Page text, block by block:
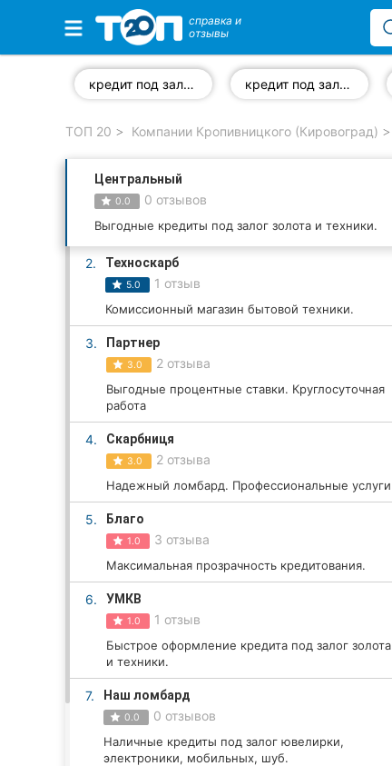
Избранные компании
Стоматологии
Частные клиники
Ветеринарные клиники
Автошколы
Рестораны
Все рубрики
Все города:
Кропивницкий
Житомир
Хмельницкий
Ровно
справка и
отзывы
кредит под залог золота кредит под залог техники
ТОП 20 Компании Кропивницкого (Кировоград)
Центральный
0.0 0 отзывов
Выгодные кредиты под залог золота и техники.
2. Техноскарб
5.0 1 отзыв
Комиссионный магазин бытовой техники.
3. Партнер
3.0 2 отзыва
Выгодные процентные ставки. Круглосуточная
работа
4. Скарбниця
3.0 2 отзыва
Надежный ломбард. Профессиональные услуги
5. Благо
1.0 3 отзыва
Максимальная прозрачность кредитования.
6. УМКВ
1.0 1 отзыв
Быстрое оформление кредита под залог золота
и техники.
7. Наш ломбард
0.0 0 отзывов
Наличные кредиты под залог ювелирки,
электроники, мобильных, шуб.